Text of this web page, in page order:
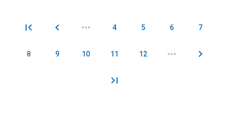
Էջեր 4 5 6 7
8 9 10 11 12